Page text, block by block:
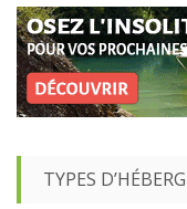
TYPES